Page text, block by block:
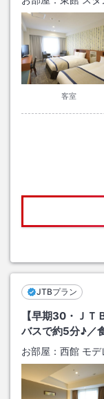
客室
JTBプラン
【早期30・ＪＴ
バスで約5分♪／
お部屋： 西館 モデ